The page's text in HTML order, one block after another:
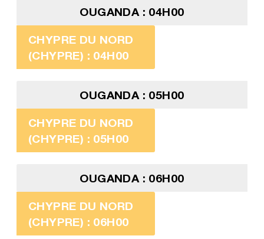
OUGANDA : 04H00
CHYPRE DU NORD
(CHYPRE) : 04H00
OUGANDA : 05H00
CHYPRE DU NORD
(CHYPRE) : 05H00
OUGANDA : 06H00
CHYPRE DU NORD
(CHYPRE) : 06H00